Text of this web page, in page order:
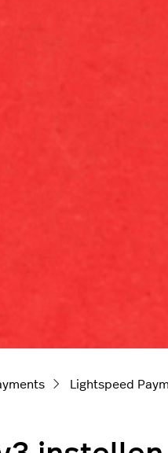
Lightspeed